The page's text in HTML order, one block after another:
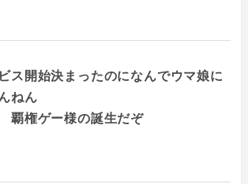
ス開始決まったのになんでウマ娘に
ねん
覇権ゲー様の誕生だぞ